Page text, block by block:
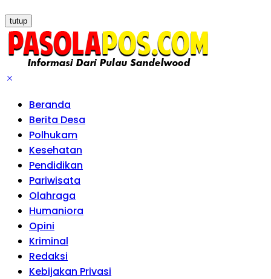
tutup
Beranda
Berita Desa
Polhukam
Kesehatan
Pendidikan
Pariwisata
Olahraga
Humaniora
Opini
Kriminal
Redaksi
Kebijakan Privasi